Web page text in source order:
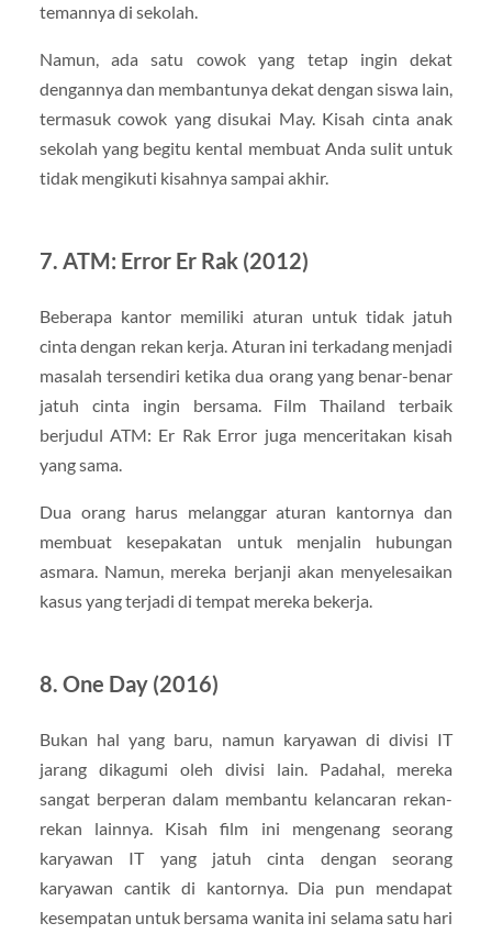
temannya di sekolah.
Namun, ada satu cowok yang tetap ingin dekat
dengannya dan membantunya dekat dengan siswa lain,
termasuk cowok yang disukai May. Kisah cinta anak
sekolah yang begitu kental membuat Anda sulit untuk
tidak mengikuti kisahnya sampai akhir.
7. ATM: Error Er Rak (2012)
Beberapa kantor memiliki aturan untuk tidak jatuh
cinta dengan rekan kerja. Aturan ini terkadang menjadi
masalah tersendiri ketika dua orang yang benar-benar
jatuh cinta ingin bersama. Film Thailand terbaik
berjudul ATM: Er Rak Error juga menceritakan kisah
yang sama.
Dua orang harus melanggar aturan kantornya dan
membuat kesepakatan untuk menjalin hubungan
asmara. Namun, mereka berjanji akan menyelesaikan
kasus yang terjadi di tempat mereka bekerja.
8. One Day (2016)
Bukan hal yang baru, namun karyawan di divisi IT
jarang dikagumi oleh divisi lain. Padahal, mereka
sangat berperan dalam membantu kelancaran rekan-
rekan lainnya. Kisah film ini mengenang seorang
karyawan IT yang jatuh cinta dengan seorang
karyawan cantik di kantornya. Dia pun mendapat
kesempatan untuk bersama wanita ini selama satu hari